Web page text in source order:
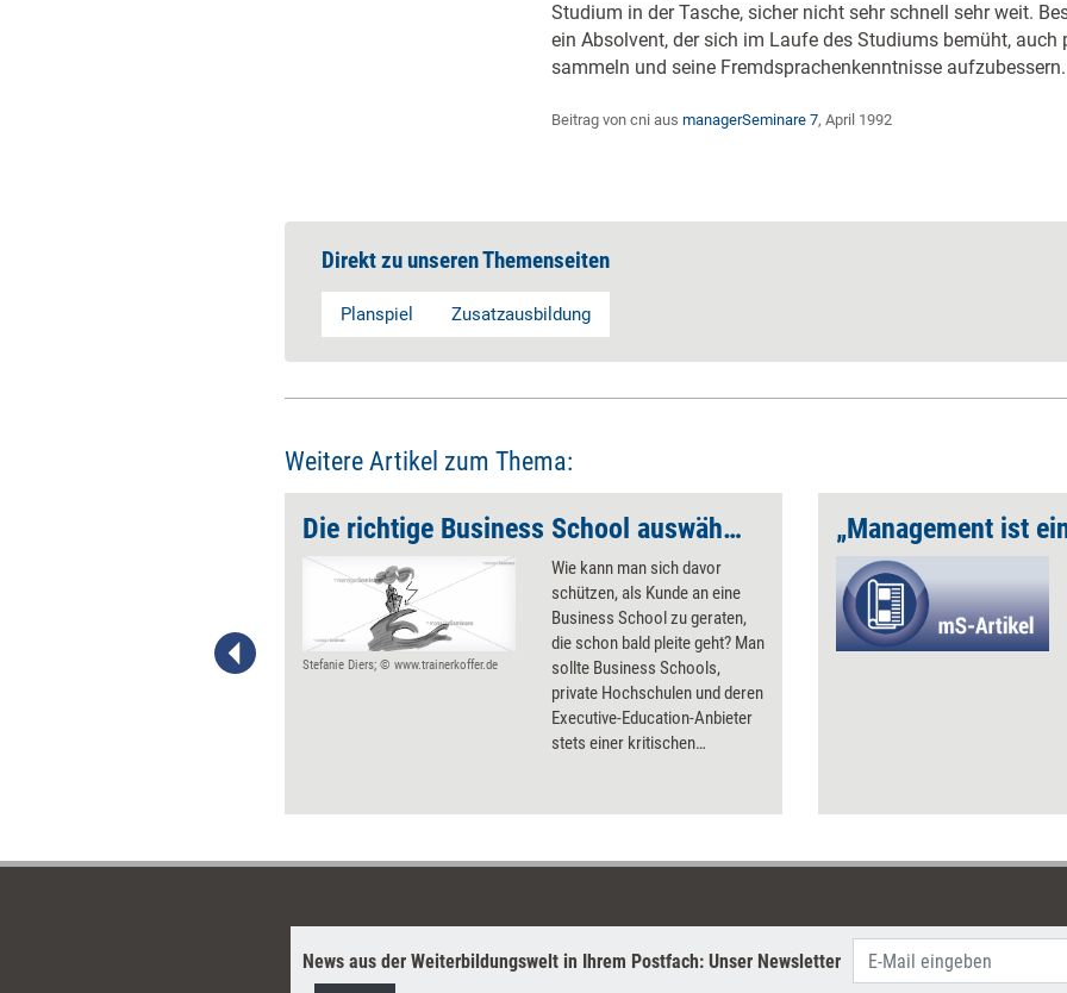
Studium in der Tasche, sicher nicht sehr schnell sehr weit.
ein Absolvent, der sich im Laufe des Studiums bemüht, auch
sammeln und seine Fremdsprachenkenntnisse aufzubessern.
Beitrag von cni aus managerSeminare 7, April 1992
Direkt zu unseren Themenseiten
Planspiel Zusatzausbildung
Weitere Artikel zum Thema:
Exitus. Das Nachsehen haben
die ehemaligen Studenten. Mit
Markt verschwunden ist?
Die richtige Business School auswählen
Stefanie Diers; © www.trainerkoffer.de
Wie kann man sich davor
schützen, als Kunde an eine
Business School zu geraten,
die schon bald pleite geht? Man
sollte Business Schools,
private Hochschulen und deren
Executive-Education-Anbieter
stets einer kritischen
klären.
News aus der Weiterbildungswelt in Ihrem Postfach: Unser Newsletter